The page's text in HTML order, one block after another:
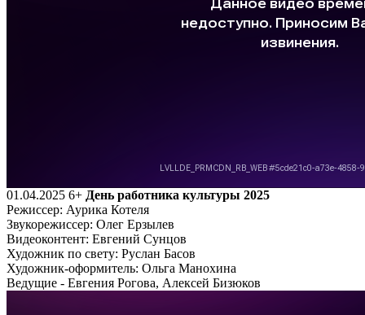
01.04.2025 6+ День работника культуры 2025
Режиссер: Аурика Котеля
Звукорежиссер: Олег Ерзылев
Видеоконтент: Евгений Сунцов
Художник по свету: Руслан Басов
Художник-оформитель: Ольга Манохина
Ведущие - Евгения Рогова, Алексей Бизюков